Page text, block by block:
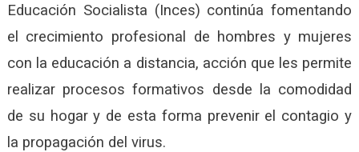
Educación Socialista (Inces) continúa fomentando
el crecimiento profesional de hombres y mujeres
con la educación a distancia, acción que les permite
realizar procesos formativos desde la comodidad
de su hogar y de esta forma prevenir el contagio y
la propagación del virus.